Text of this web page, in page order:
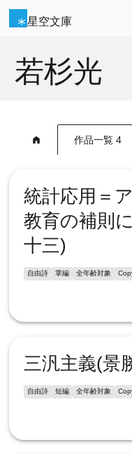
星空文庫
若杉光
作品一覧 4
統計応用＝
教育の補則
十三)
自由詩 掌編 全年齢対象
三汎主義(景
自由詩 短編 全年齢対象